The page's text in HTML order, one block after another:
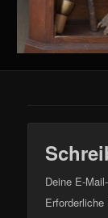
Deine E-